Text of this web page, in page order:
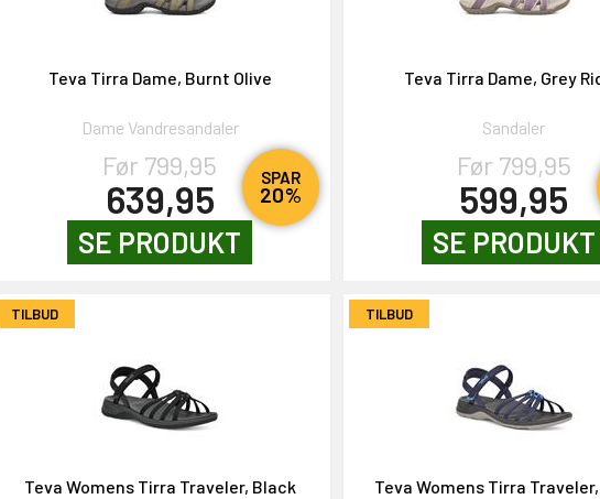
SPAR
20%
Teva Tirra Dame, Burnt Olive
Dame Vandresandaler
Før 799,95
639,95
SE PRODUKT
Teva Tirra Dame, Grey
Sandaler
Før 799,95
599,95
SE PRODUKT
TILBUD
Teva Womens Tirra Traveler, Black
TILBUD
Teva Womens Tirra